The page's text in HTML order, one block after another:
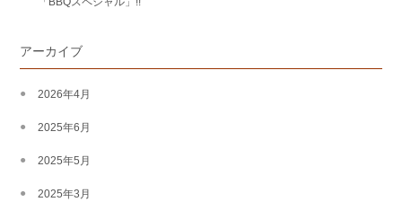
アーカイブ
2026年4月
2025年6月
2025年5月
2025年3月